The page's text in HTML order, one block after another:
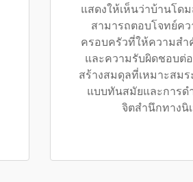
แสดงให้เห็นว่าบ้านโด
สามารถตอบโจทย์ค
ครอบครัวที่ให้ความส
และความรับผิดชอบต่
สร้างสมดุลที่เหมาะสม
แบบทันสมัยและการด
จิตสำนึกทางนิ